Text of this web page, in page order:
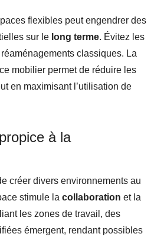
flexibles peut engendrer des
sur le long terme. Évitez les
classiques. La
mobilier permet de réduire les
en maximisant l’utilisation de
à la
créer divers environnements au
stimule la collaboration et la
les zones de travail, des
émergent, rendant possibles